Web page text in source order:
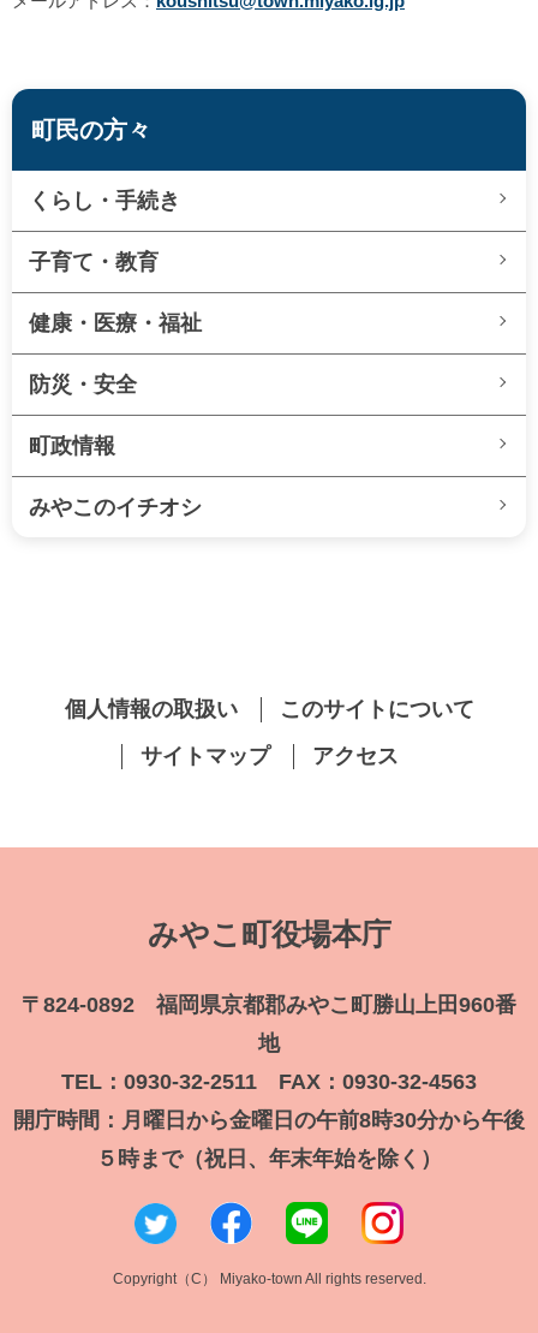
町民の方々
くらし・手続き
子育て・教育
健康・医療・福祉
防災・安全
町政情報
みやこのイチオシ
個人情報の取扱い
このサイトについて
サイトマップ
アクセス
みやこ町役場本庁
〒824-0892 福岡県京都郡みやこ町勝山上田960番
地
TEL：0930-32-2511 FAX：0930-32-4563
開庁時間：月曜日から金曜日の午前8時30分から午後
５時まで（祝日、年末年始を除く）
Copyright（C） Miyako-town All rights reserved.